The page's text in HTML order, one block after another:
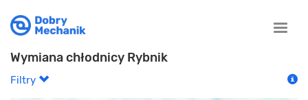
Toggle
Wymiana chłodnicy Rybnik
Filtry